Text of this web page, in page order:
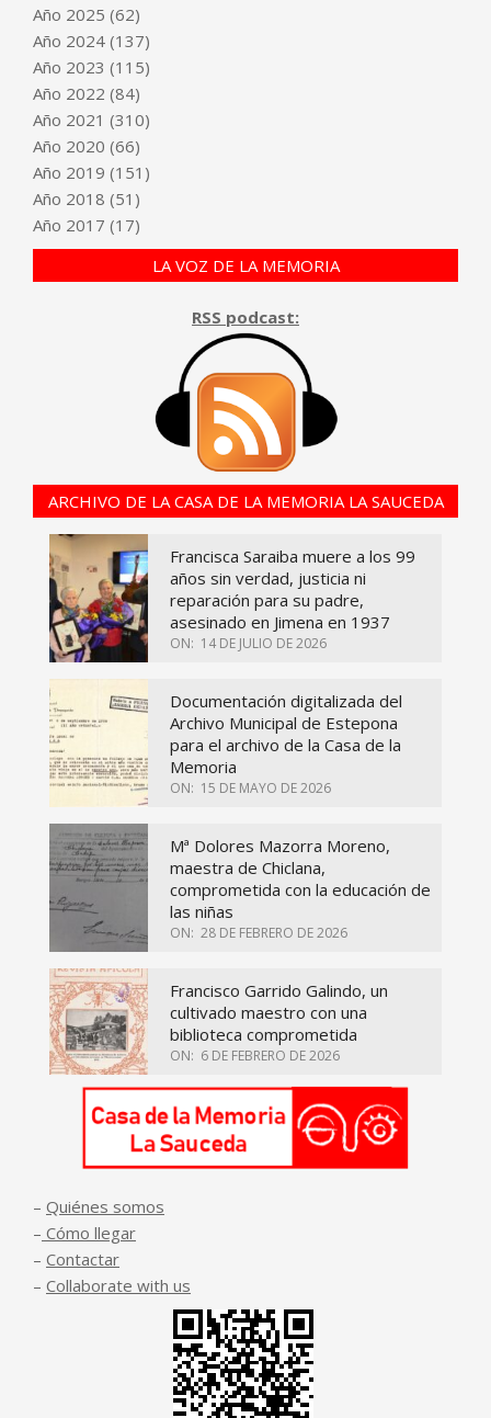
Año 2025 (62)
Año 2024 (137)
Año 2023 (115)
Año 2022 (84)
Año 2021 (310)
Año 2020 (66)
Año 2019 (151)
Año 2018 (51)
Año 2017 (17)
LA VOZ DE LA MEMORIA
RSS podcast:
ARCHIVO DE LA CASA DE LA MEMORIA LA SAUCEDA
Francisca Saraiba muere a los 99
años sin verdad, justicia ni
reparación para su padre,
asesinado en Jimena en 1937
ON: 14 DE JULIO DE 2026
Documentación digitalizada del
Archivo Municipal de Estepona
para el archivo de la Casa de la
Memoria
ON: 15 DE MAYO DE 2026
Mª Dolores Mazorra Moreno,
maestra de Chiclana,
comprometida con la educación de
las niñas
ON: 28 DE FEBRERO DE 2026
Francisco Garrido Galindo, un
cultivado maestro con una
biblioteca comprometida
ON: 6 DE FEBRERO DE 2026
– Quiénes somos
– Cómo llegar
– Contactar
– Collaborate with us